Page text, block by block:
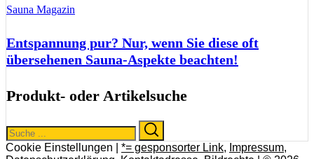
Sauna Magazin
Entspannung pur? Nur, wenn Sie diese oft
übersehenen Sauna-Aspekte beachten!
Produkt- oder Artikelsuche
Search
for:
Cookie Einstellungen | *= gesponsorter Link, Impressum,